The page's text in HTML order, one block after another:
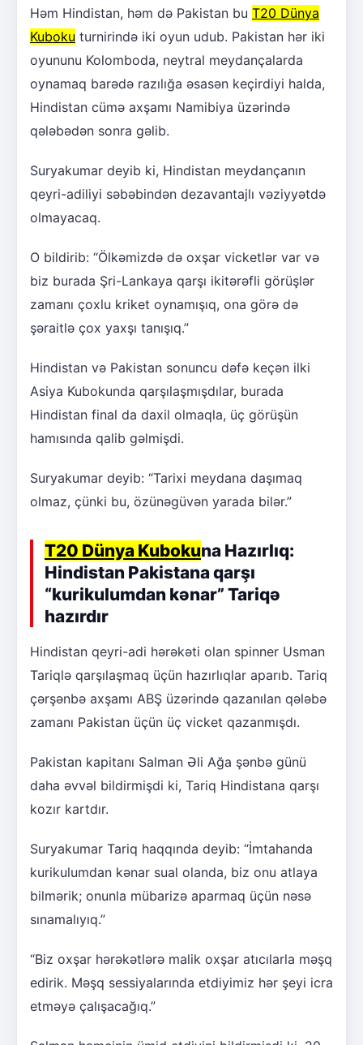
Həm Hindistan, həm də Pakistan bu T20 Dünya
Kuboku turnirində iki oyun udub. Pakistan hər iki
oyununu Kolomboda, neytral meydançalarda
oynamaq barədə razılığa əsasən keçirdiyi halda,
Hindistan cümə axşamı Namibiya üzərində
qələbədən sonra gəlib.
Suryakumar deyib ki, Hindistan meydançanın
qeyri-adiliyi səbəbindən dezavantajlı vəziyyətdə
olmayacaq.
O bildirib: “Ölkəmizdə də oxşar vicketlər var və
biz burada Şri-Lankaya qarşı ikitərəfli görüşlər
zamanı çoxlu kriket oynamışıq, ona görə də
şəraitlə çox yaxşı tanışıq.”
Hindistan və Pakistan sonuncu dəfə keçən ilki
Asiya Kubokunda qarşılaşmışdılar, burada
Hindistan final da daxil olmaqla, üç görüşün
hamısında qalib gəlmişdi.
Suryakumar deyib: “Tarixi meydana daşımaq
olmaz, çünki bu, özünəgüvən yarada bilər.”
T20 Dünya Kubokuna Hazırlıq:
Hindistan Pakistana qarşı
“kurikulumdan kənar” Tariqə
hazırdır
Hindistan qeyri-adi hərəkəti olan spinner Usman
Tariqlə qarşılaşmaq üçün hazırlıqlar aparıb. Tariq
çərşənbə axşamı ABŞ üzərində qazanılan qələbə
zamanı Pakistan üçün üç vicket qazanmışdı.
Pakistan kapitanı Salman Əli Ağa şənbə günü
daha əvvəl bildirmişdi ki, Tariq Hindistana qarşı
kozır kartdır.
Suryakumar Tariq haqqında deyib: “İmtahanda
kurikulumdan kənar sual olanda, biz onu atlaya
bilmərik; onunla mübarizə aparmaq üçün nəsə
sınamalıyıq.”
“Biz oxşar hərəkətlərə malik oxşar atıcılarla məşq
edirik. Məşq sessiyalarında etdiyimiz hər şeyi icra
etməyə çalışacağıq.”